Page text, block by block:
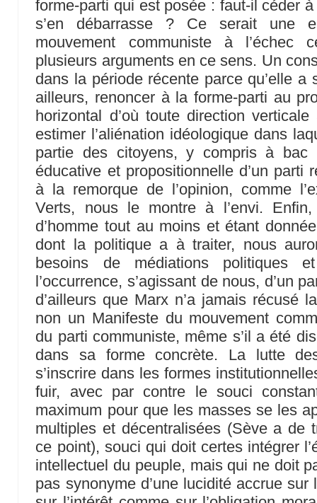
forme-parti qui est posée : faut-il céder
s’en débarrasse ? Ce serait une
mouvement communiste à l’échec
plusieurs arguments en ce sens. Un
dans la période récente parce qu’elle a
ailleurs, renoncer à la forme-parti au
horizontal d’où toute direction
estimer l’aliénation idéologique dans
partie des citoyens, y compris à
éducative et propositionnelle d’un parti
à la remorque de l’opinion, comme
Verts, nous le montre à l’envi.
d’homme tout au moins et étant
dont la politique a à traiter, nous
besoins de médiations
l’occurrence, s’agissant de nous, d’un
d’ailleurs que Marx n’a jamais récusé
non un Manifeste du mouvement
du parti communiste, même s’il a été
dans sa forme concrète. La lutte
s’inscrire dans les formes
fuir, avec par contre le souci
maximum pour que les masses se les
multiples et décentralisées (Sève a de
ce point), souci qui doit certes intégrer
intellectuel du peuple, mais qui ne doit
pas synonyme d’une lucidité accrue sur